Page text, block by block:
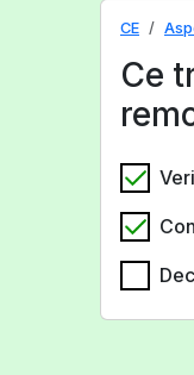
CE
Ce